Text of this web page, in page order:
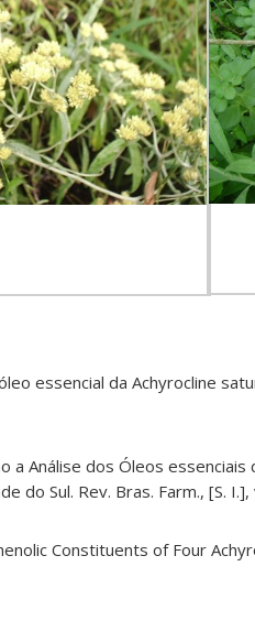
essencial da Achyrocline
a Análise dos Óleos
do Sul. Rev. Bras. Farm., [S.
Constituents of Four